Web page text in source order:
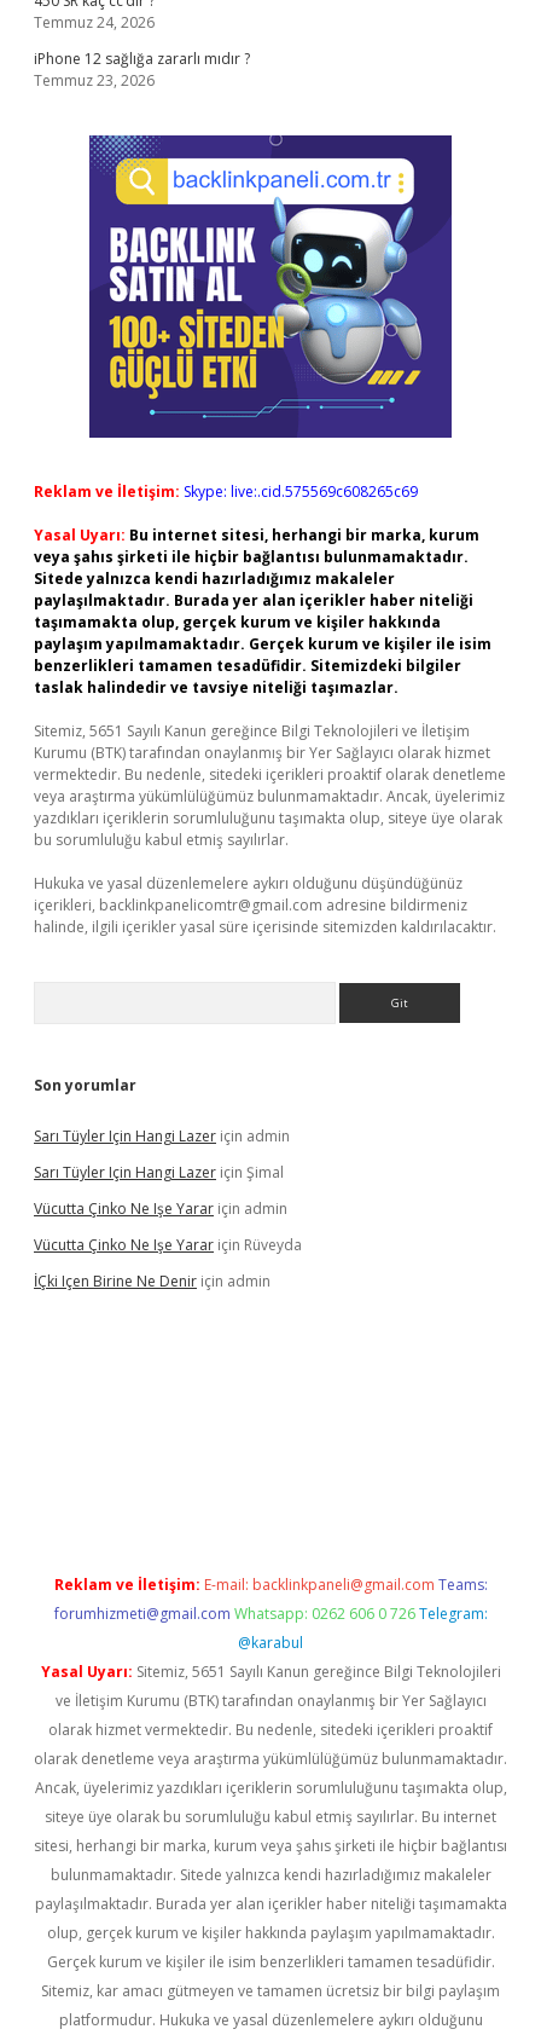
Temmuz 24, 2026
iPhone 12 sağlığa zararlı mıdır ?
Temmuz 23, 2026
Reklam ve İletişim: Skype: live:.cid.575569c608265c69
Yasal Uyarı: Bu internet sitesi, herhangi bir marka, kurum
veya şahıs şirketi ile hiçbir bağlantısı bulunmamaktadır.
Sitede yalnızca kendi hazırladığımız makaleler
paylaşılmaktadır. Burada yer alan içerikler haber niteliği
taşımamakta olup, gerçek kurum ve kişiler hakkında
paylaşım yapılmamaktadır. Gerçek kurum ve kişiler ile isim
benzerlikleri tamamen tesadüfidir. Sitemizdeki bilgiler
taslak halindedir ve tavsiye niteliği taşımazlar.
Sitemiz, 5651 Sayılı Kanun gereğince Bilgi Teknolojileri ve İletişim
Kurumu (BTK) tarafından onaylanmış bir Yer Sağlayıcı olarak hizmet
vermektedir. Bu nedenle, sitedeki içerikleri proaktif olarak denetleme
veya araştırma yükümlülüğümüz bulunmamaktadır. Ancak, üyelerimiz
yazdıkları içeriklerin sorumluluğunu taşımakta olup, siteye üye olarak
bu sorumluluğu kabul etmiş sayılırlar.
Hukuka ve yasal düzenlemelere aykırı olduğunu düşündüğünüz
içerikleri, backlinkpanelicomtr@gmail.com adresine bildirmeniz
halinde, ilgili içerikler yasal süre içerisinde sitemizden kaldırılacaktır.
Son yorumlar
Sarı Tüyler Için Hangi Lazer için admin
Sarı Tüyler Için Hangi Lazer için Şimal
Vücutta Çinko Ne Işe Yarar için admin
Vücutta Çinko Ne Işe Yarar için Rüveyda
İÇki Içen Birine Ne Denir için admin
Reklam ve İletişim: E-mail: backlinkpaneli@gmail.com Teams:
forumhizmeti@gmail.com Whatsapp: 0262 606 0 726 Telegram:
@karabul
Yasal Uyarı: Sitemiz, 5651 Sayılı Kanun gereğince Bilgi Teknolojileri
ve İletişim Kurumu (BTK) tarafından onaylanmış bir Yer Sağlayıcı
olarak hizmet vermektedir. Bu nedenle, sitedeki içerikleri proaktif
olarak denetleme veya araştırma yükümlülüğümüz bulunmamaktadır.
Ancak, üyelerimiz yazdıkları içeriklerin sorumluluğunu taşımakta olup,
siteye üye olarak bu sorumluluğu kabul etmiş sayılırlar. Bu internet
sitesi, herhangi bir marka, kurum veya şahıs şirketi ile hiçbir bağlantısı
bulunmamaktadır. Sitede yalnızca kendi hazırladığımız makaleler
paylaşılmaktadır. Burada yer alan içerikler haber niteliği taşımamakta
olup, gerçek kurum ve kişiler hakkında paylaşım yapılmamaktadır.
Gerçek kurum ve kişiler ile isim benzerlikleri tamamen tesadüfidir.
Sitemiz, kar amacı gütmeyen ve tamamen ücretsiz bir bilgi paylaşım
platformudur. Hukuka ve yasal düzenlemelere aykırı olduğunu